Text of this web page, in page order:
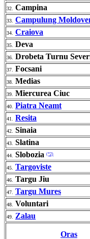
32. Campina
33. Campulung
34. Craiova
35. Deva
36. Drobeta Turnu
37. Focsani
38. Medias
39. Miercurea Ciuc
40. Piatra Neamt
41. Resita
42. Sinaia
43. Slatina
44. Slobozia (*2)
45. Targoviste
46. Targu Jiu
47. Targu Mures
48. Voluntari
49. Zalau
Oras